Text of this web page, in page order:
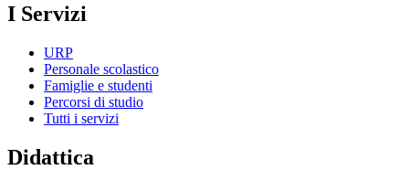
I Servizi
URP
Personale scolastico
Famiglie e studenti
Percorsi di studio
Tutti i servizi
Didattica